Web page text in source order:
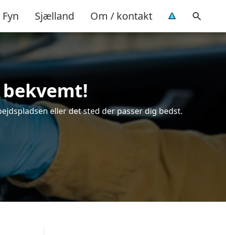
Fyn Sjælland Om / kontakt
eller det sted der passer dig bedst.